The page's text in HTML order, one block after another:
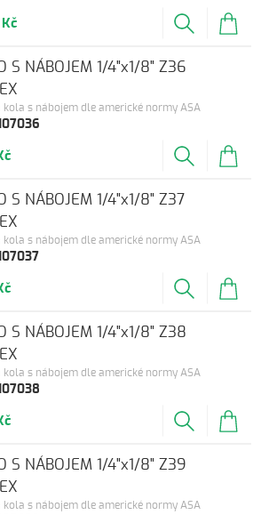
kola s nábojem dle americké normy ASA
S NÁBOJEM 1/4"x1/8" Z36
kola s nábojem dle americké normy ASA
S NÁBOJEM 1/4"x1/8" Z37
kola s nábojem dle americké normy ASA
S NÁBOJEM 1/4"x1/8" Z38
kola s nábojem dle americké normy ASA
S NÁBOJEM 1/4"x1/8" Z39